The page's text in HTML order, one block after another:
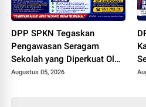
DPP SPKN Tegaskan
Pengawasan Seragam
Sekolah yang Diperkuat Oleh
Peryataan Plt. KADISDIK
Augustus 05, 2026